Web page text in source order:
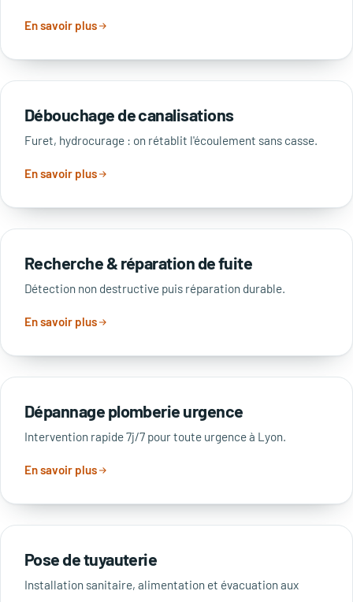
En savoir plus
Débouchage de canalisations
Furet, hydrocurage : on rétablit l'écoulement sans casse.
En savoir plus
Recherche & réparation de fuite
Détection non destructive puis réparation durable.
En savoir plus
Dépannage plomberie urgence
Intervention rapide 7j/7 pour toute urgence à Lyon.
En savoir plus
Pose de tuyauterie
Installation sanitaire, alimentation et évacuation aux